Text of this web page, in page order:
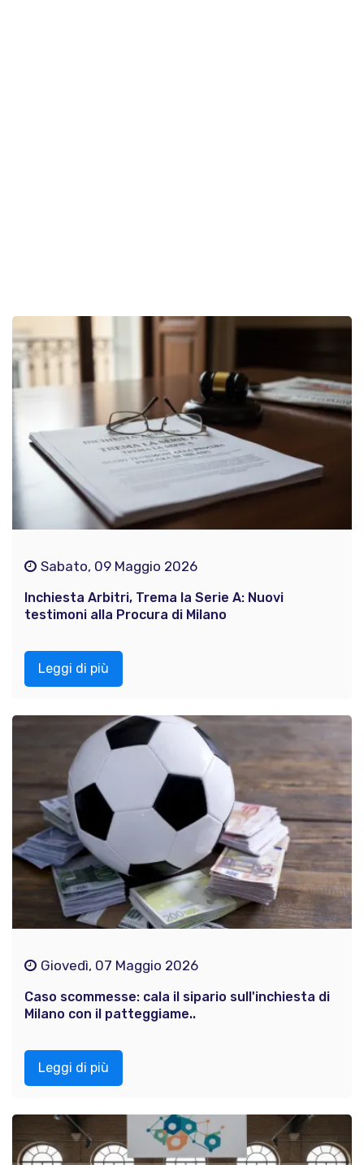
Sabato, 09 Maggio 2026
Inchiesta Arbitri, Trema la Serie A: Nuovi
testimoni alla Procura di Milano
Leggi di più
Giovedì, 07 Maggio 2026
Caso scommesse: cala il sipario sull'inchiesta di
Milano con il patteggiame..
Leggi di più